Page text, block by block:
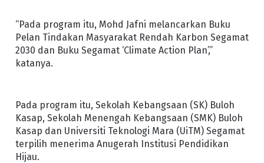
“Pada program itu, Mohd Jafni melancarkan Buku
Pelan Tindakan Masyarakat Rendah Karbon Segamat
2030 dan Buku Segamat ‘Climate Action Plan’,”
katanya.
Pada program itu, Sekolah Kebangsaan (SK) Buloh
Kasap, Sekolah Menengah Kebangsaan (SMK) Buloh
Kasap dan Universiti Teknologi Mara (UiTM) Segamat
terpilih menerima Anugerah Institusi Pendidikan
Hijau.